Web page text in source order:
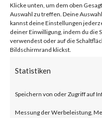
Klicke unten, um dem oben
Auswahl zu treffen. Deine
kannst deine Einstellungen
deiner Einwilligung, indem du die
verwendest oder auf die
Bildschirmrand klickst.
Statistiken
Speichern von oder Zugriff auf
Messung der Werbeleistung,
Facebook 0
What is the